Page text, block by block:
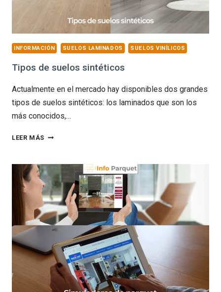
INFORMACIÓN SUELOS LAMINADOS SUELOS VINÍLICOS
Tipos de suelos sintéticos
Actualmente en el mercado hay disponibles dos grandes
tipos de suelos sintéticos: los laminados que son los
más conocidos,…
LEER MÁS TIPOS
SUELOS
SINTÉTICOS